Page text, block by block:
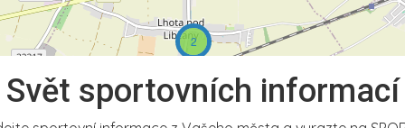
2
Svět sportovních informací